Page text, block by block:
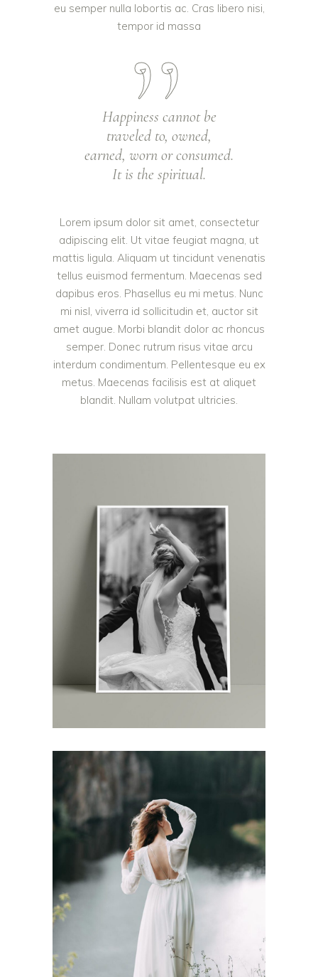
eu semper nulla lobortis ac. Cras libero nisi,
tempor id massa
Happiness cannot be
traveled to, owned,
earned, worn or consumed.
It is the spiritual.
Lorem ipsum dolor sit amet, consectetur
adipiscing elit. Ut vitae feugiat magna, ut
mattis ligula. Aliquam ut tincidunt venenatis
tellus euismod fermentum. Maecenas sed
dapibus eros. Phasellus eu mi metus. Nunc
mi nisl, viverra id sollicitudin et, auctor sit
amet augue. Morbi blandit dolor ac rhoncus
semper. Donec rutrum risus vitae arcu
interdum condimentum. Pellentesque eu ex
metus. Maecenas facilisis est at aliquet
blandit. Nullam volutpat ultricies.